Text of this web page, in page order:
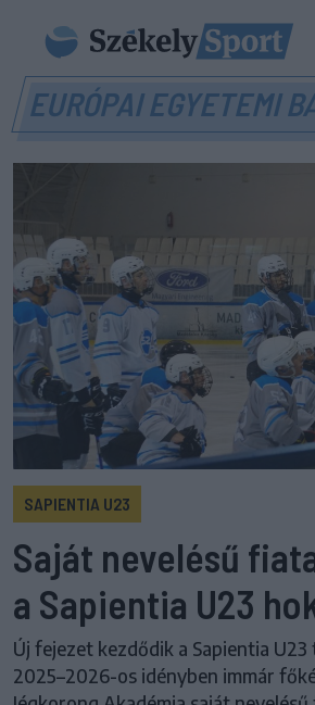
EURÓPAI EGYETEMI
SAPIENTIA U23
Saját nevelésű
a Sapientia U23
Új fejezet kezdődik a Sapientia
2025–2026-os idényben immár